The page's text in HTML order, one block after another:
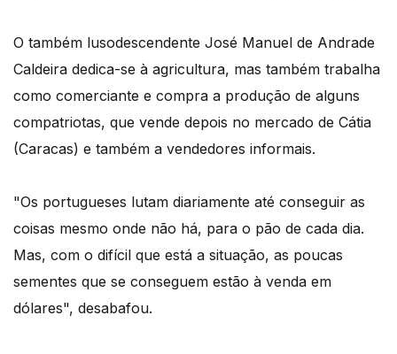
O também lusodescendente José Manuel de Andrade
Caldeira dedica-se à agricultura, mas também trabalha
como comerciante e compra a produção de alguns
compatriotas, que vende depois no mercado de Cátia
(Caracas) e também a vendedores informais.
"Os portugueses lutam diariamente até conseguir as
coisas mesmo onde não há, para o pão de cada dia.
Mas, com o difícil que está a situação, as poucas
sementes que se conseguem estão à venda em
dólares", desabafou.